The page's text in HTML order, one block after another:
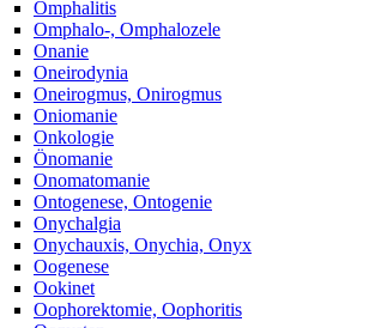
Omphalitis
Omphalo-, Omphalozele
Onanie
Oneirodynia
Oneirogmus, Onirogmus
Oniomanie
Onkologie
Önomanie
Onomatomanie
Ontogenese, Ontogenie
Onychalgia
Onychauxis, Onychia, Onyx
Oogenese
Ookinet
Oophorektomie, Oophoritis